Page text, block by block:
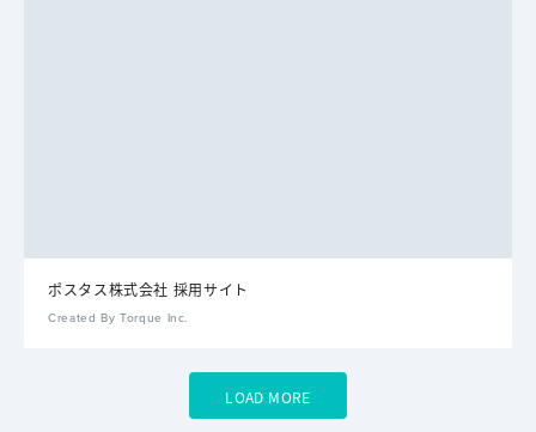
ポスタス株式会社 採用サイト
Created By Torque Inc.
LOAD MORE